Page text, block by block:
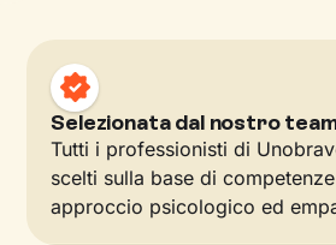
Selezionata dal nostro
Tutti i professionisti di
scelti sulla base di
approccio psicologico ed